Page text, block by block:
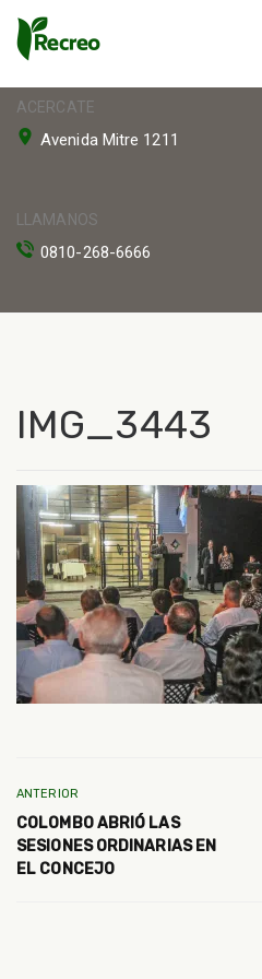
ACERCATE
Avenida Mitre 1211
LLAMANOS
0810-268-6666
IMG_3443
ANTERIOR
COLOMBO ABRIÓ LAS
SESIONES ORDINARIAS EN
EL CONCEJO